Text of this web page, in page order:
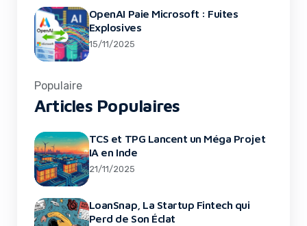
OpenAI Paie Microsoft : Fuites
Explosives
15/11/2025
Populaire
Articles Populaires
TCS et TPG Lancent un Méga Projet
IA en Inde
21/11/2025
LoanSnap, La Startup Fintech qui
Perd de Son Éclat